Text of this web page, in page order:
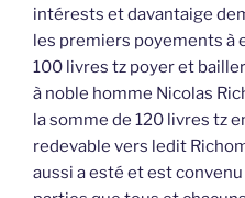
intérests et davantaige
les premiers poyements à
100 livres tz poyer et
à noble homme Nicolas
la somme de 120 livres tz
redevable vers ledit
aussi a esté et est